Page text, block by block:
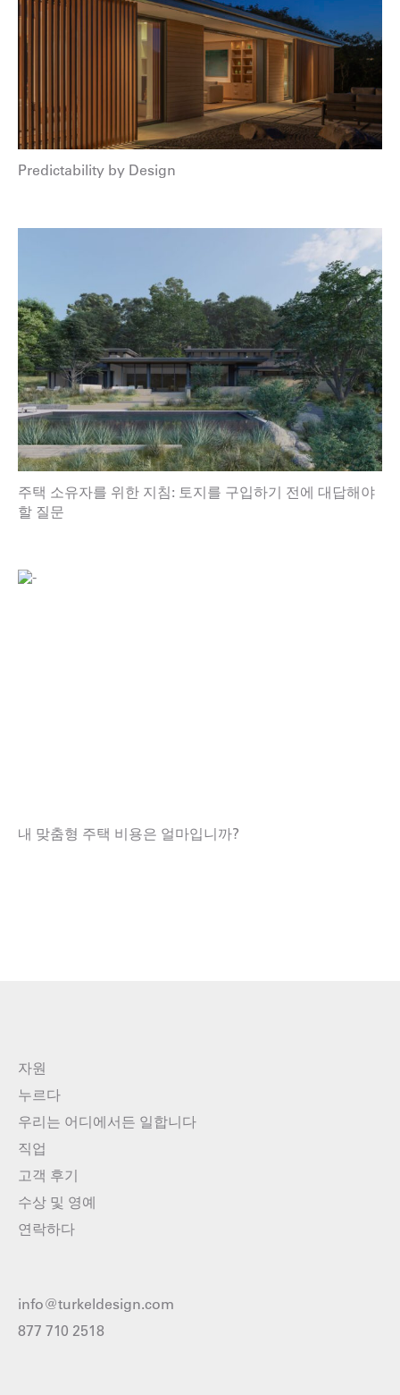
Predictability by Design
주택 소유자를 위한 지침: 토지를 구입하기 전에 대답해야
할 질문
내 맞춤형 주택 비용은 얼마입니까?
자원
누르다
우리는 어디에서든 일합니다
직업
고객 후기
수상 및 영예
연락하다
info@turkeldesign.com
877 710 2518